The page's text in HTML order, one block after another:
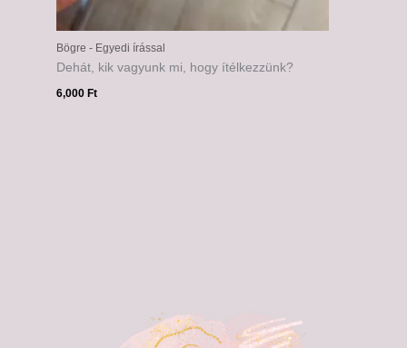
Bögre - Egyedi írással
Dehát, kik vagyunk mi, hogy ítélkezzünk?
6,000 Ft